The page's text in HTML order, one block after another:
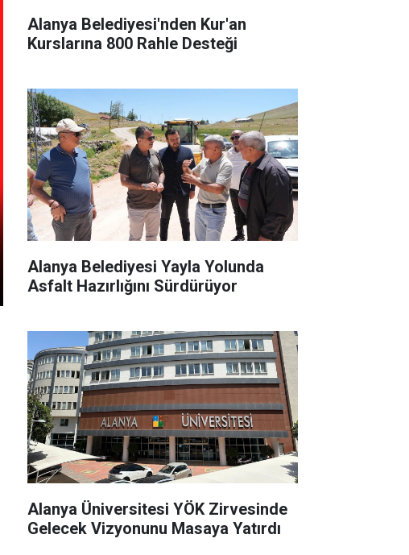
Alanya Belediyesi'nden Kur'an
Kurslarına 800 Rahle Desteği
Alanya Belediyesi Yayla Yolunda
Asfalt Hazırlığını Sürdürüyor
Alanya Üniversitesi YÖK Zirvesinde
Gelecek Vizyonunu Masaya Yatırdı